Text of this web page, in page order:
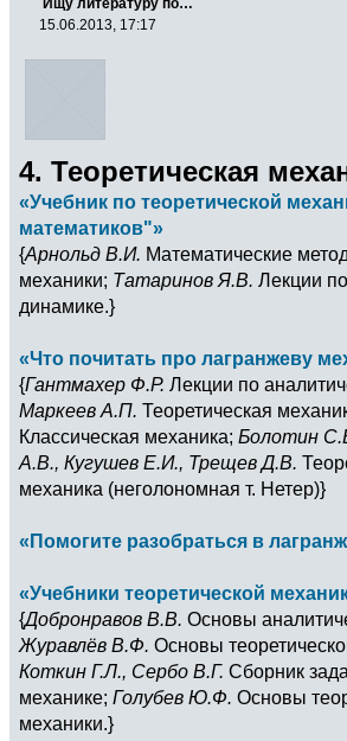
Ищу литературу по…
15.06.2013, 17:17
4. Теоретическая
«Учебник по теоретической
математиков"»
{Арнольд В.И. Математические
механики; Татаринов Я.В. Лекции
динамике.}
«Что почитать про лагранжеву
{Гантмахер Ф.Р. Лекции по
Маркеев А.П. Теоретическая
Классическая механика; Болотин
А.В., Кугушев Е.И., Трещев Д.В.
механика (неголономная т. Нетер)}
«Помогите разобраться в
«Учебники теоретической
{Добронравов В.В. Основы
Журавлёв В.Ф. Основы
Коткин Г.Л., Сербо В.Г. Сборник
механике; Голубев Ю.Ф. Основы
механики.}